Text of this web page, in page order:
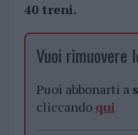
40 treni.
Vuoi rimuovere
Puoi abbonarti a
cliccando qui